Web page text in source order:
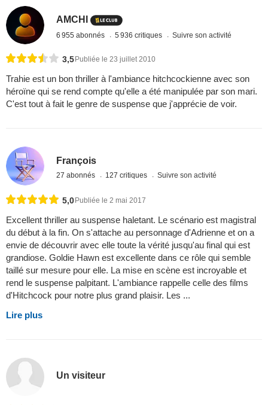
AMCHI
6 955 abonnés 5 936 critiques Suivre son activité
3,5 Publiée le 23 juillet 2010
Trahie est un bon thriller à l'ambiance hitchcockienne avec son
héroïne qui se rend compte qu'elle a été manipulée par son mari.
C'est tout à fait le genre de suspense que j'apprécie de voir.
François
27 abonnés 127 critiques Suivre son activité
5,0Publiée le 2 mai 2017
Excellent thriller au suspense haletant. Le scénario est magistral
du début à la fin. On s'attache au personnage d'Adrienne et on a
envie de découvrir avec elle toute la vérité jusqu'au final qui est
grandiose. Goldie Hawn est excellente dans ce rôle qui semble
taillé sur mesure pour elle. La mise en scène est incroyable et
rend le suspense palpitant. L'ambiance rappelle celle des films
d'Hitchcock pour notre plus grand plaisir. Les ...
Lire plus
Un visiteur